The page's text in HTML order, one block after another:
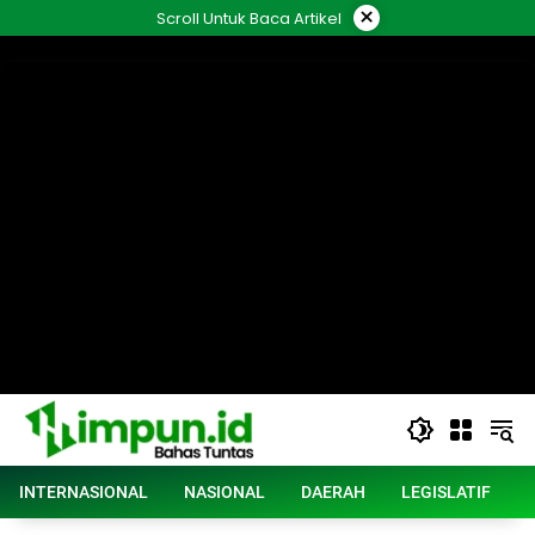
ke
Scroll Untuk Baca Artikel ×
INTERNASIONAL NASIONAL DAERAH LEGISLATIF